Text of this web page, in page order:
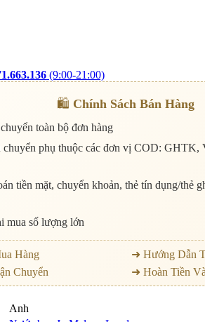
(9:00-21:00)
🛍️ Chính Sách Bán Hàng
toàn bộ đơn hàng
phụ thuộc các đơn vị COD: GHTK,
tiền mặt, chuyển khoản, thẻ tín dụng/thẻ
mua số lượng lớn
Hàng
➜ Hướng Dẫn
Chuyển
➜ Hoàn Tiền
Anh